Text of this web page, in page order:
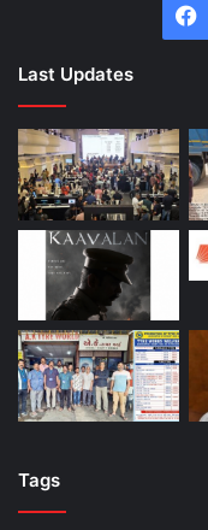
Last Updates
Tags